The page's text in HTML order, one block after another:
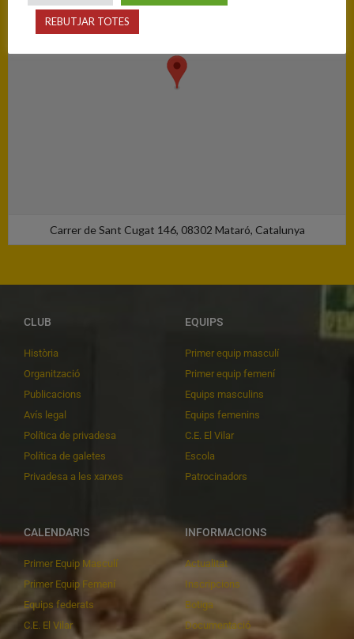
Carrer de Sant Cugat 146, 08302 Mataró, Catalunya
CLUB
Història
Organització
Publicacions
Avís legal
Política de privadesa
Política de galetes
Privadesa a les xarxes
EQUIPS
Primer equip masculí
Primer equip femení
Equips masculins
Equips femenins
C.E. El Vilar
Escola
Patrocinadors
CALENDARIS
Primer Equip Masculí
Primer Equip Femení
Equips federats
C.E. El Vilar
INFORMACIONS
Actualitat
Inscripcions
Botiga
Documentació
REBUTJAR TOTES